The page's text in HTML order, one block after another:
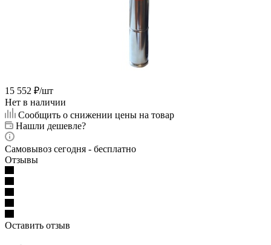
15 552 ₽/шт
Нет в наличии
Сообщить о снижении цены на товар
Нашли дешевле?
Самовывоз сегодня - бесплатно
Отзывы
Оставить отзыв